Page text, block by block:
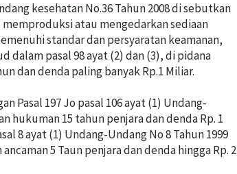
kesehatan No.36 Tahun 2008 di sebutkan
memproduksi atau mengedarkan sediaan
standar dan persyaratan keamanan,
dalam pasal 98 ayat (2) dan (3), di pidana
dan denda paling banyak Rp.1 Miliar.
Pasal 197 Jo pasal 106 ayat (1) Undang-
hukuman 15 tahun penjara dan denda Rp. 1
8 ayat (1) Undang-Undang No 8 Tahun 1999
5 Taun penjara dan denda hingga Rp. 2